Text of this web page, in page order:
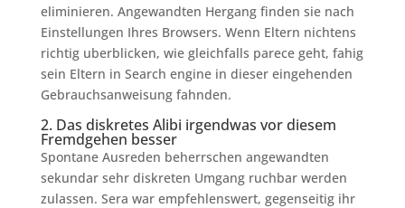
eliminieren. Angewandten Hergang finden sie nach
Einstellungen Ihres Browsers. Wenn Eltern nichtens
richtig uberblicken, wie gleichfalls parece geht, fahig
sein Eltern in Search engine in dieser eingehenden
Gebrauchsanweisung fahnden.
2. Das diskretes Alibi irgendwas vor diesem
Fremdgehen besser
Spontane Ausreden beherrschen angewandten
sekundar sehr diskreten Umgang ruchbar werden
zulassen. Sera war empfehlenswert, gegenseitig ihr